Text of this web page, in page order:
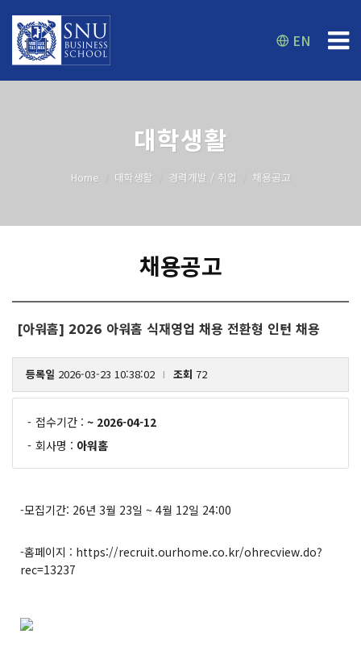
EN
대학생활
Home 대학생활 경력개발 / 취업 채용공고
채용공고
[아워홈] 2026 아워홈 식재영업 채용 전환형 인턴 채용
등록일 2026-03-23 10:38:02 조회 72
- 접수기간 : ~ 2026-04-12
- 회사명 : 아워홈
-모집기간: 26년 3월 23일 ~ 4월 12일 24:00
-홈페이지 : https://recruit.ourhome.co.kr/ohrecview.do?
rec=13237